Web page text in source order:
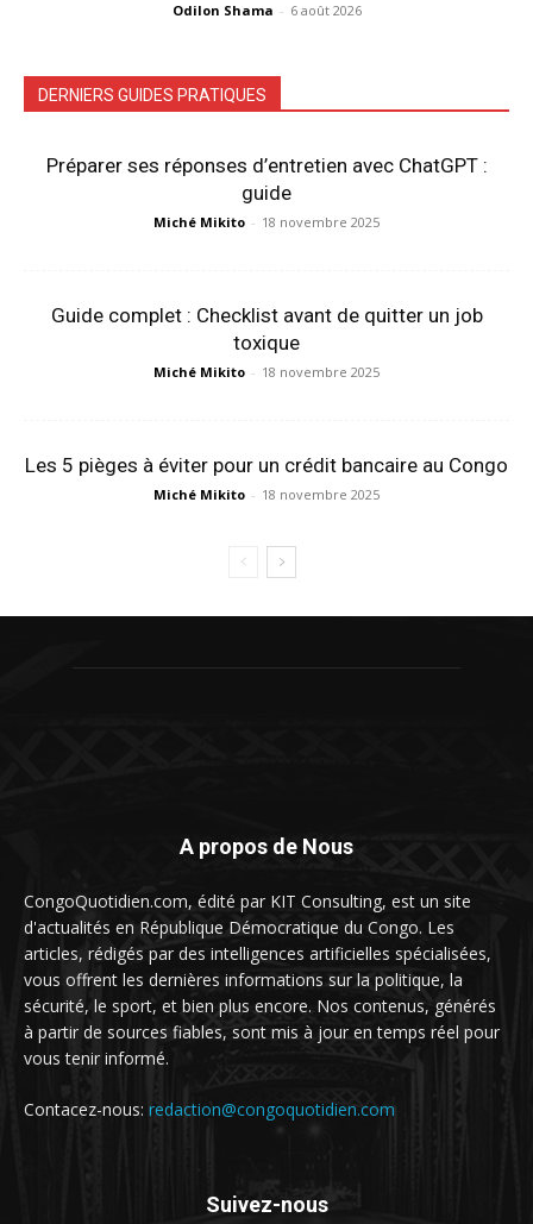
Odilon Shama - 6 août 2026
DERNIERS GUIDES PRATIQUES
Préparer ses réponses d’entretien avec ChatGPT :
guide
Miché Mikito - 18 novembre 2025
Guide complet : Checklist avant de quitter un job
toxique
Miché Mikito - 18 novembre 2025
Les 5 pièges à éviter pour un crédit bancaire au Congo
Miché Mikito - 18 novembre 2025
A propos de Nous
CongoQuotidien.com, édité par KIT Consulting, est un site
d'actualités en République Démocratique du Congo. Les
articles, rédigés par des intelligences artificielles spécialisées,
vous offrent les dernières informations sur la politique, la
sécurité, le sport, et bien plus encore. Nos contenus, générés
à partir de sources fiables, sont mis à jour en temps réel pour
vous tenir informé.
Contacez-nous: redaction@congoquotidien.com
Suivez-nous